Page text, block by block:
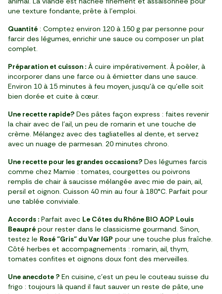
une texture fondante, prête à l'emploi.
Quantité : Comptez environ 120 à 150 g par personne pour
farcir des légumes, enrichir une sauce ou composer un plat
complet.
Préparation et cuisson : À cuire impérativement. À poêler, à
incorporer dans une farce ou à émietter dans une sauce.
Environ 10 à 15 minutes à feu moyen, jusqu’à ce qu’elle soit
bien dorée et cuite à cœur.
Une recette rapide? Des pâtes façon express : faites revenir
la chair avec de l’ail, un peu de romarin et une touche de
crème. Mélangez avec des tagliatelles al dente, et servez
avec un nuage de parmesan. 20 minutes chrono.
Une recette pour les grandes occasions? Des légumes farcis
comme chez Mamie : tomates, courgettes ou poivrons
remplis de chair à saucisse mélangée avec mie de pain, ail,
persil et oignon. Cuisson 40 min au four à 180°C. Parfait pour
une tablée conviviale.
Accords : Parfait avec Le Côtes du Rhône BIO AOP Louis
Beaupré pour rester dans le classicisme gourmand. Sinon,
testez le Rosé "Gris" du Var IGP pour une touche plus fraîche.
Côté herbes et accompagnements : romarin, ail, thym,
tomates confites et oignons doux font des merveilles.
Une anecdote ? En cuisine, c’est un peu le couteau suisse du
frigo : toujours là quand il faut sauver un reste de pâte, une